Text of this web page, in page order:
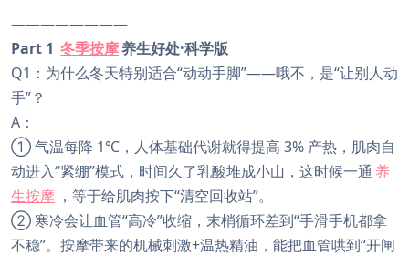
————————
Part 1 冬季按摩养生好处·科学版
Q1：为什么冬天特别适合“动动手脚”——哦不，是“让别人动
手”？
A：
① 气温每降 1℃，人体基础代谢就得提高 3% 产热，肌肉自
动进入“紧绷”模式，时间久了乳酸堆成小山，这时候一通 养
生按摩 ，等于给肌肉按下“清空回收站”。
② 寒冷会让血管“高冷”收缩，末梢循环差到“手滑手机都拿
不稳”。按摩带来的机械刺激+温热精油，能把血管哄到“开闸